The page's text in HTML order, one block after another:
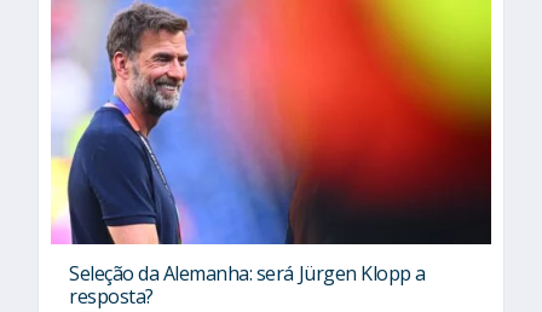
Seleção da Alemanha: será Jürgen Klopp a
resposta?